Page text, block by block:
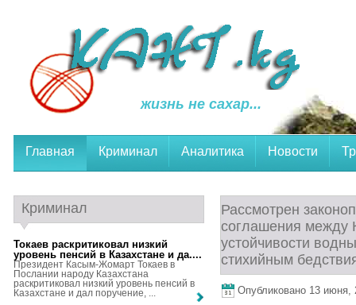
жизнь не сахар...
Главная Криминал Аналитика Новости
Рассмотрен
соглашения между
устойчивости
стихийным
Опубликовано 13 июня,
Криминал
Токаев раскритиковал низкий
уровень пенсий в Казахстане и да....
Президент Касым-Жомарт Токаев в
Послании народу Казахстана
раскритиковал низкий уровень пенсий в
Казахстане и дал поручение, ...